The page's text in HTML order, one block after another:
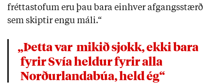
fréttastofum eru þau bara einhver afgangsstærð
sem skiptir engu máli.“
„Þetta var mikið sjokk, ekki bara
fyrir Svía heldur fyrir alla
Norðurlandabúa, held ég“